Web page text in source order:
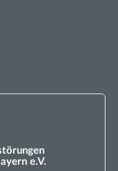
e.V.